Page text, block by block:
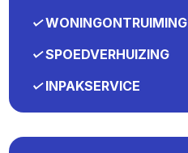
✓WONINGONTRUIMING
✓SPOEDVERHUIZING
✓INPAKSERVICE